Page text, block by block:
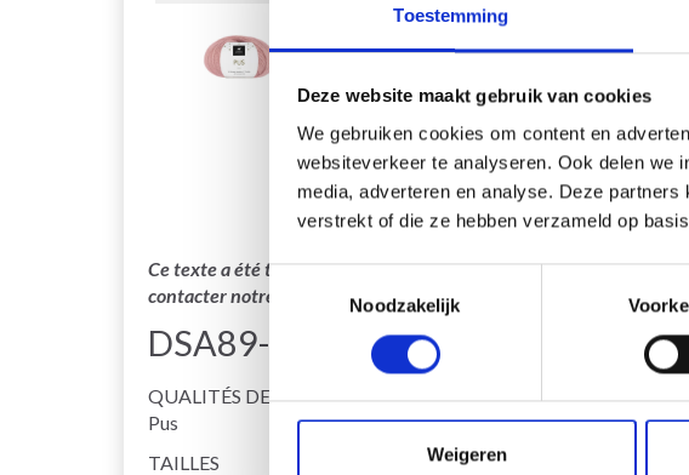
Toestemming
Deze website maakt gebruik van cookies
We gebruiken cookies om content en
websiteverkeer te analyseren. Ook delen we
media, adverteren en analyse. Deze
verstrekt of die ze hebben verzameld op
Toestemmingsselectie
Noodzakelijk
Weigeren
Du Store Alpakka Pus
Ce texte a été traduit par notre service de traduction
contacter notre service support si vous avez des questions!
DSA89-04 Pull Gaïa
QUALITÉS DE FIL
Pus
TAILLES